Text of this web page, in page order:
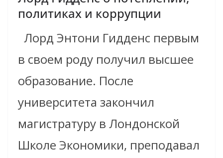
политиках и коррупции
Лорд Энтони Гидденс первым
в своем роду получил высшее
образование. После
университета закончил
магистратуру в Лондонской
Школе Экономики, преподавал